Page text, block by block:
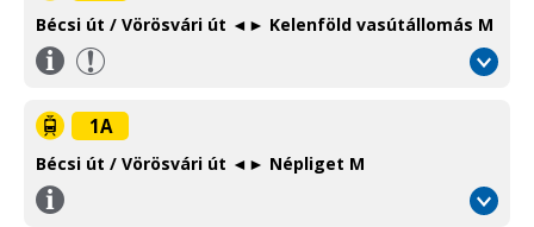
Bécsi út / Vörösvári út ◄► Kelenföld vasútállomás M
Információ
Information
1A
Bécsi út / Vörösvári út ◄► Népliget M
Információ